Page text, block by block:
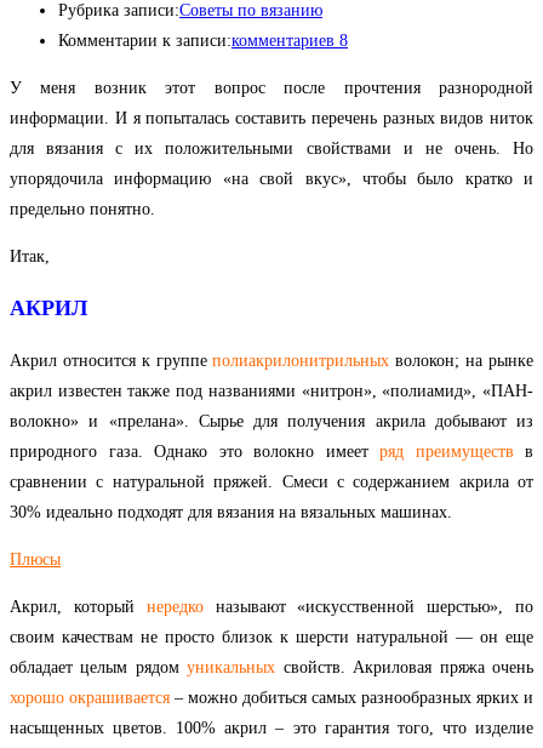
Рубрика записи:Советы по вязанию
Комментарии к записи:комментариев 8
У меня возник этот вопрос после прочтения разнородной
информации. И я попыталась составить перечень разных видов ниток
для вязания с их положительными свойствами и не очень. Но
упорядочила информацию «на свой вкус», чтобы было кратко и
предельно понятно.
Итак,
АКРИЛ
Акрил относится к группеполиакрилонитрильных волокон; на рынке
акрил известен также под названиями «нитрон», «полиамид», «ПАН-
волокно» и «прелана». Сырье для получения акрила добывают из
природного газа. Однако это волокно имеет ряд преимуществ в
сравнении с натуральной пряжей. Смеси с содержанием акрила от
30% идеально подходят для вязания на вязальных машинах.
Плюсы
Акрил, который нередконазывают «искусственной шерстью», по
своим качествам не просто близок к шерсти натуральной — он еще
обладает целым рядомуникальных свойств. Акриловая пряжа очень
хорошо окрашивается – можно добиться самых разнообразных ярких и
насыщенных цветов. 100% акрил – это гарантия того, что изделие